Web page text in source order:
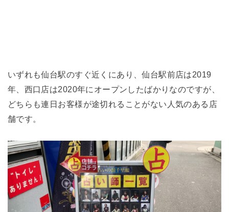
いずれも仙台駅のすぐ近くにあり、仙台駅前店は2019
年、西口店は2020年にオープンしたばかりなのですが、
どちらも連日お客様が途切れることがない人気のある店
舗です。